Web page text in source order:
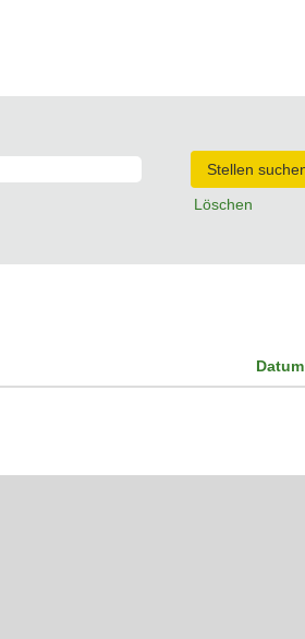
Löschen
Datum